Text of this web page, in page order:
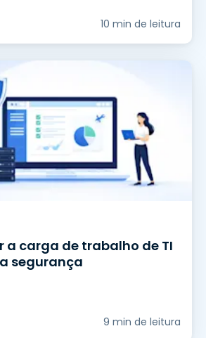
10 min de leitura
a carga de trabalho de TI
segurança
9 min de leitura